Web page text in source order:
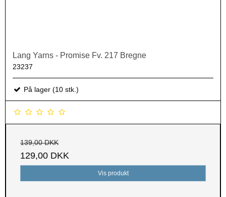
Lang Yarns - Promise Fv. 217 Bregne
23237
På lager (10 stk.)
139,00 DKK
129,00 DKK
Vis produkt